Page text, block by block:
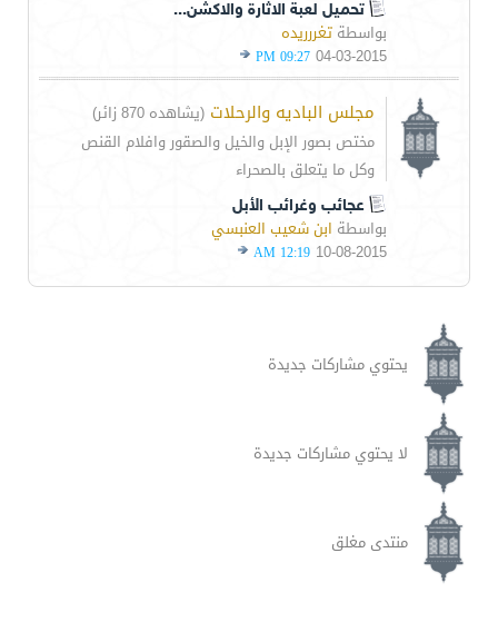
تحميل لعبة الاثارة والاكشن...
بواسطة تغررريده
04-03-2015
09:27 PM
مجلس الباديه والرحلات (يشاهده 870 زائر)
مختص بصور الإبل والخيل والصقور وافلام القنص
وكل ما يتعلق بالصحراء
عجائب وغرائب الأبل
بواسطة ابن شعيب العنبسي
10-08-2015
12:19 AM
يحتوي مشاركات جديدة
لا يحتوي مشاركات جديدة
منتدى مغلق